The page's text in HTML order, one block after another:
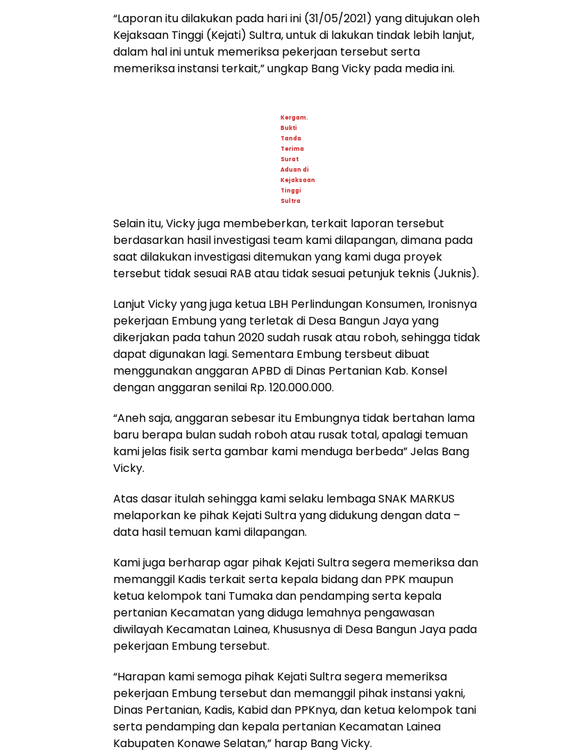
“Laporan itu dilakukan pada hari ini (31/05/2021) yang ditujukan oleh
Kejaksaan Tinggi (Kejati) Sultra, untuk di lakukan tindak lebih lanjut,
dalam hal ini untuk memeriksa pekerjaan tersebut serta
memeriksa instansi terkait,” ungkap Bang Vicky pada media ini.
Kergam.
Bukti
Tanda
Terima
Surat
Aduan di
Kejaksaan
Tinggi
Sultra
Selain itu, Vicky juga membeberkan, terkait laporan tersebut
berdasarkan hasil investigasi team kami dilapangan, dimana pada
saat dilakukan investigasi ditemukan yang kami duga proyek
tersebut tidak sesuai RAB atau tidak sesuai petunjuk teknis (Juknis).
Lanjut Vicky yang juga ketua LBH Perlindungan Konsumen, Ironisnya
pekerjaan Embung yang terletak di Desa Bangun Jaya yang
dikerjakan pada tahun 2020 sudah rusak atau roboh, sehingga tidak
dapat digunakan lagi. Sementara Embung tersbeut dibuat
menggunakan anggaran APBD di Dinas Pertanian Kab. Konsel
dengan anggaran senilai Rp. 120.000.000.
“Aneh saja, anggaran sebesar itu Embungnya tidak bertahan lama
baru berapa bulan sudah roboh atau rusak total, apalagi temuan
kami jelas fisik serta gambar kami menduga berbeda” Jelas Bang
Vicky.
Atas dasar itulah sehingga kami selaku lembaga SNAK MARKUS
melaporkan ke pihak Kejati Sultra yang didukung dengan data –
data hasil temuan kami dilapangan.
Kami juga berharap agar pihak Kejati Sultra segera memeriksa dan
memanggil Kadis terkait serta kepala bidang dan PPK maupun
ketua kelompok tani Tumaka dan pendamping serta kepala
pertanian Kecamatan yang diduga lemahnya pengawasan
diwilayah Kecamatan Lainea, Khususnya di Desa Bangun Jaya pada
pekerjaan Embung tersebut.
“Harapan kami semoga pihak Kejati Sultra segera memeriksa
pekerjaan Embung tersebut dan memanggil pihak instansi yakni,
Dinas Pertanian, Kadis, Kabid dan PPKnya, dan ketua kelompok tani
serta pendamping dan kepala pertanian Kecamatan Lainea
Kabupaten Konawe Selatan,” harap Bang Vicky.